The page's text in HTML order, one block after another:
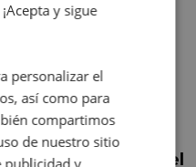
una
exteriores del
y sigue
personalizar el
así como para
compartimos
de nuestro sitio
publicidad y